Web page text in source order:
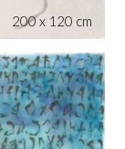
200 x 120 cm